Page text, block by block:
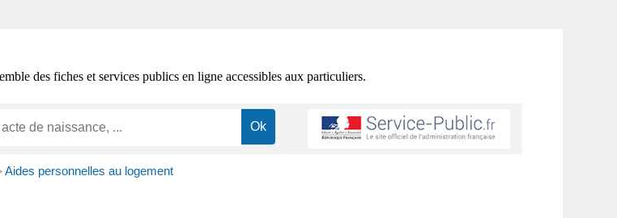
des fiches et services publics en ligne accessibles aux particuliers.
Aides personnelles au logement